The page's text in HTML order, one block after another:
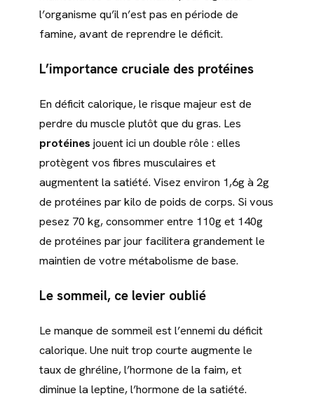
l’organisme qu’il n’est pas en période de
famine, avant de reprendre le déficit.
L’importance cruciale des protéines
En déficit calorique, le risque majeur est de
perdre du muscle plutôt que du gras. Les
protéines jouent ici un double rôle : elles
protègent vos fibres musculaires et
augmentent la satiété. Visez environ 1,6g à 2g
de protéines par kilo de poids de corps. Si vous
pesez 70 kg, consommer entre 110g et 140g
de protéines par jour facilitera grandement le
maintien de votre métabolisme de base.
Le sommeil, ce levier oublié
Le manque de sommeil est l’ennemi du déficit
calorique. Une nuit trop courte augmente le
taux de ghréline, l’hormone de la faim, et
diminue la leptine, l’hormone de la satiété.